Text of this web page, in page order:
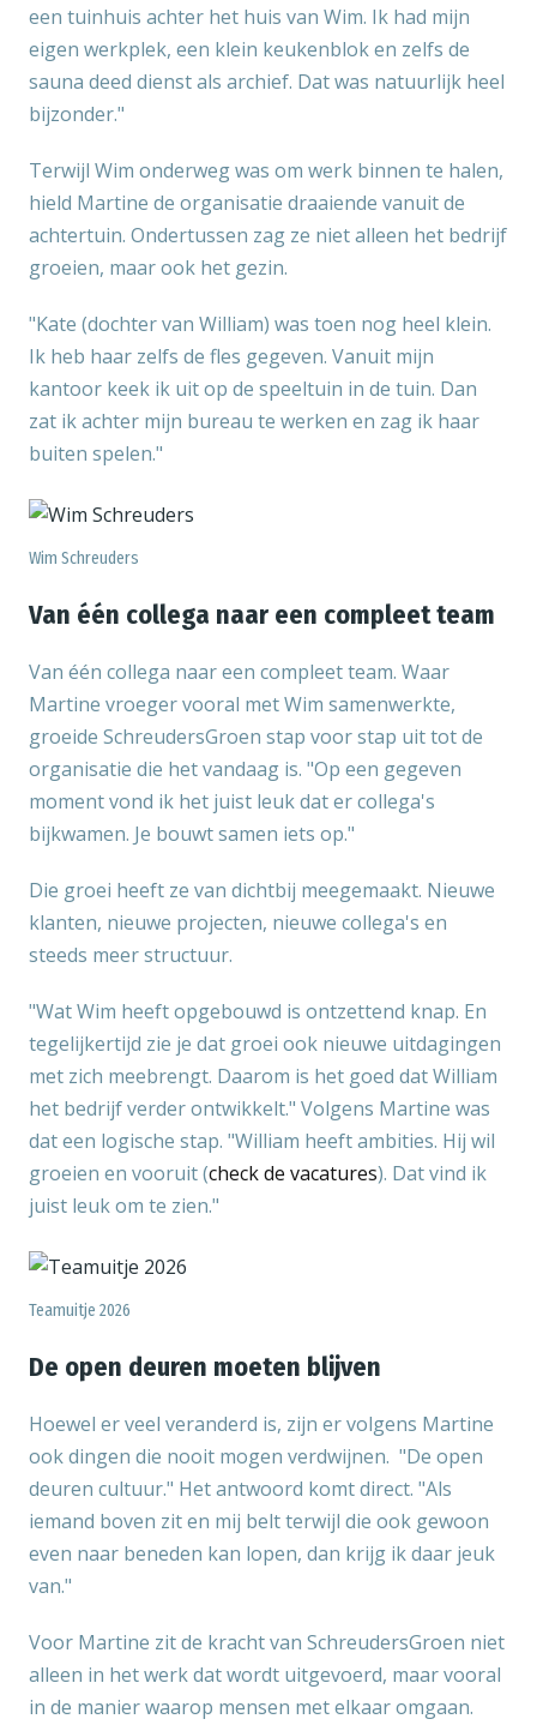
een tuinhuis achter het huis van Wim. Ik had mijn
eigen werkplek, een klein keukenblok en zelfs de
sauna deed dienst als archief. Dat was natuurlijk heel
bijzonder."
Terwijl Wim onderweg was om werk binnen te halen,
hield Martine de organisatie draaiende vanuit de
achtertuin. Ondertussen zag ze niet alleen het bedrijf
groeien, maar ook het gezin.
"Kate (dochter van William) was toen nog heel klein.
Ik heb haar zelfs de fles gegeven. Vanuit mijn
kantoor keek ik uit op de speeltuin in de tuin. Dan
zat ik achter mijn bureau te werken en zag ik haar
buiten spelen."
Wim Schreuders
Van één collega naar een compleet team
Van één collega naar een compleet team. Waar
Martine vroeger vooral met Wim samenwerkte,
groeide SchreudersGroen stap voor stap uit tot de
organisatie die het vandaag is. "Op een gegeven
moment vond ik het juist leuk dat er collega's
bijkwamen. Je bouwt samen iets op."
Die groei heeft ze van dichtbij meegemaakt. Nieuwe
klanten, nieuwe projecten, nieuwe collega's en
steeds meer structuur.
"Wat Wim heeft opgebouwd is ontzettend knap. En
tegelijkertijd zie je dat groei ook nieuwe uitdagingen
met zich meebrengt. Daarom is het goed dat William
het bedrijf verder ontwikkelt." Volgens Martine was
dat een logische stap. "William heeft ambities. Hij wil
groeien en vooruit (check de vacatures). Dat vind ik
juist leuk om te zien."
Teamuitje 2026
De open deuren moeten blijven
Hoewel er veel veranderd is, zijn er volgens Martine
ook dingen die nooit mogen verdwijnen. "De open
deuren cultuur." Het antwoord komt direct. "Als
iemand boven zit en mij belt terwijl die ook gewoon
even naar beneden kan lopen, dan krijg ik daar jeuk
van."
Voor Martine zit de kracht van SchreudersGroen niet
alleen in het werk dat wordt uitgevoerd, maar vooral
in de manier waarop mensen met elkaar omgaan.